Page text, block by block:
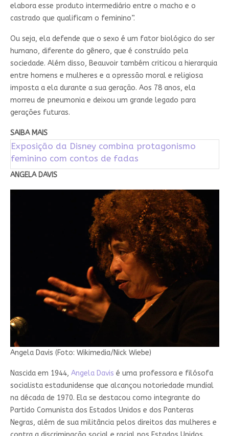
elabora esse produto intermediário entre o macho e o
castrado que qualificam o feminino”.
Ou seja, ela defende que o sexo é um fator biológico do ser
humano, diferente do gênero, que é construído pela
sociedade. Além disso, Beauvoir também criticou a hierarquia
entre homens e mulheres e a opressão moral e religiosa
imposta a ela durante a sua geração. Aos 78 anos, ela
morreu de pneumonia e deixou um grande legado para
gerações futuras.
SAIBA MAIS
Exposição da Disney combina protagonismo
feminino com contos de fadas
ANGELA DAVIS
Angela Davis (Foto: Wikimedia/Nick Wiebe)
Nascida em 1944, Angela Davis é uma professora e filósofa
socialista estadunidense que alcançou notoriedade mundial
na década de 1970. Ela se destacou como integrante do
Partido Comunista dos Estados Unidos e dos Panteras
Negras, além de sua militância pelos direitos das mulheres e